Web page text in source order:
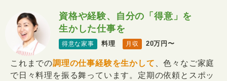
資格や経験、自分の「得意」を
生かした仕事を
得意な家事 料理 月収 20万円〜
これまでの調理の仕事経験を生かして 、色々なご家庭
で日々料理を振る舞っています。定期の依頼とスポッ